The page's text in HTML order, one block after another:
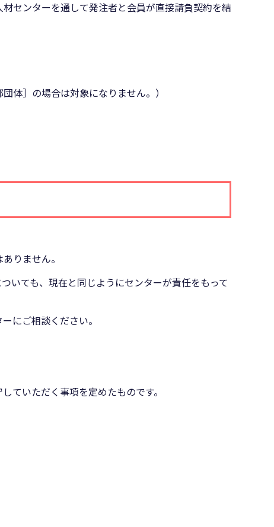
センターを通して発注者と会員が直接請負契約を結
体］の場合は対象になりません。）
りません。
いても、現在と同じようにセンターが責任をもって
にご相談ください。
ていただく事項を定めたものです。